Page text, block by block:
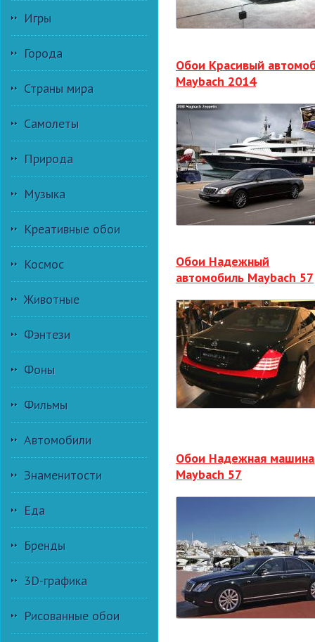
Игры
Города
Страны мира
Самолеты
Природа
Музыка
Креативные обои
Космос
Животные
Фэнтези
Фоны
Фильмы
Автомобили
Знаменитости
Еда
Бренды
3D-графика
Рисованные обои
Обои Красивый
Maybach 2014
Обои Надежный
автомобиль Maybach 57
Обои Надежная машина
Maybach 57